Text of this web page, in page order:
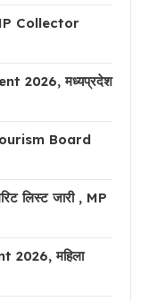
MP Collector
2026, मध्यप्रदेश
Tourism Board
लिस्ट जारी , MP
महिला